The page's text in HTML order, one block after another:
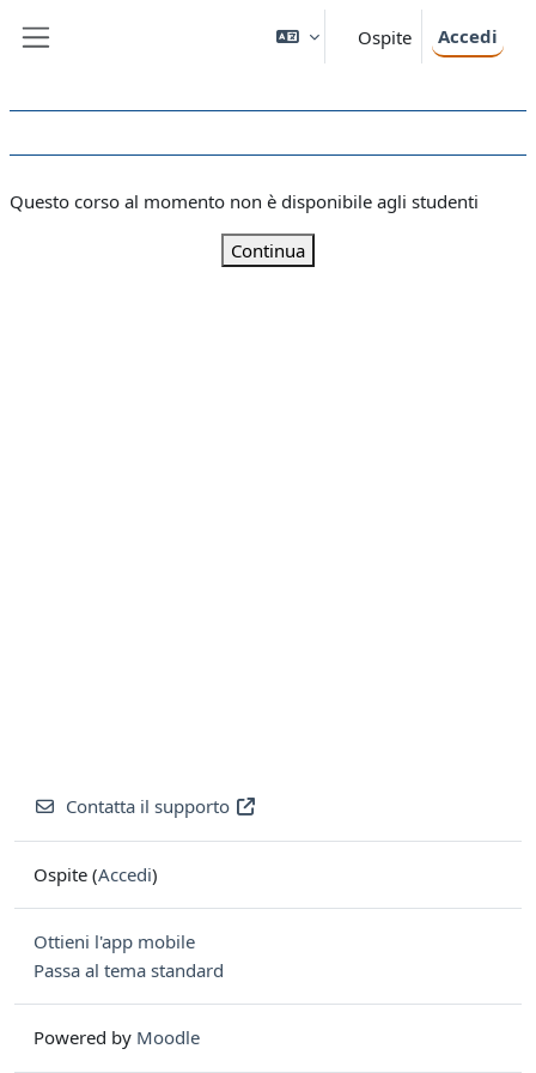
Ospite Accedi
Questo corso al momento non è disponibile agli studenti
Continua
Contatta il supporto
Ospite (Accedi)
Ottieni l'app mobile
Passa al tema standard
Powered by Moodle